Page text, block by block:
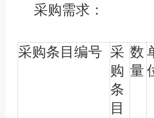
采购需求：
采购条目编号
采
购
条
目
数
量